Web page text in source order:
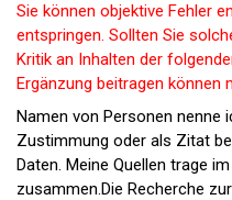
Sie können objektive Fehler
entspringen. Sollten Sie
Kritik an Inhalten der
Ergänzung beitragen können
Namen von Personen nenne
Zustimmung oder als Zitat
Daten. Meine Quellen trage
zusammen.Die Recherche